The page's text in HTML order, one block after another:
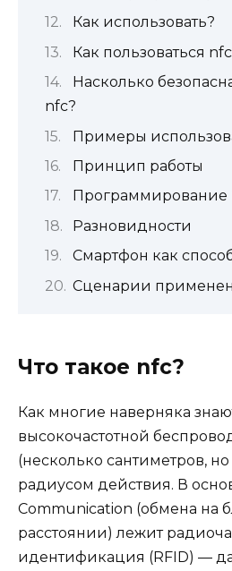
Как использовать?
Как пользоваться
Насколько
nfc?
Примеры
Принцип работы
Программирование
Разновидности
Смартфон как
Сценарии
Что такое nfc?
Как многие наверняка
высокочастотной
(несколько сантиметров,
радиусом действия. В
Communication (обмена на
расстоянии) лежит
идентификация (RFID) —